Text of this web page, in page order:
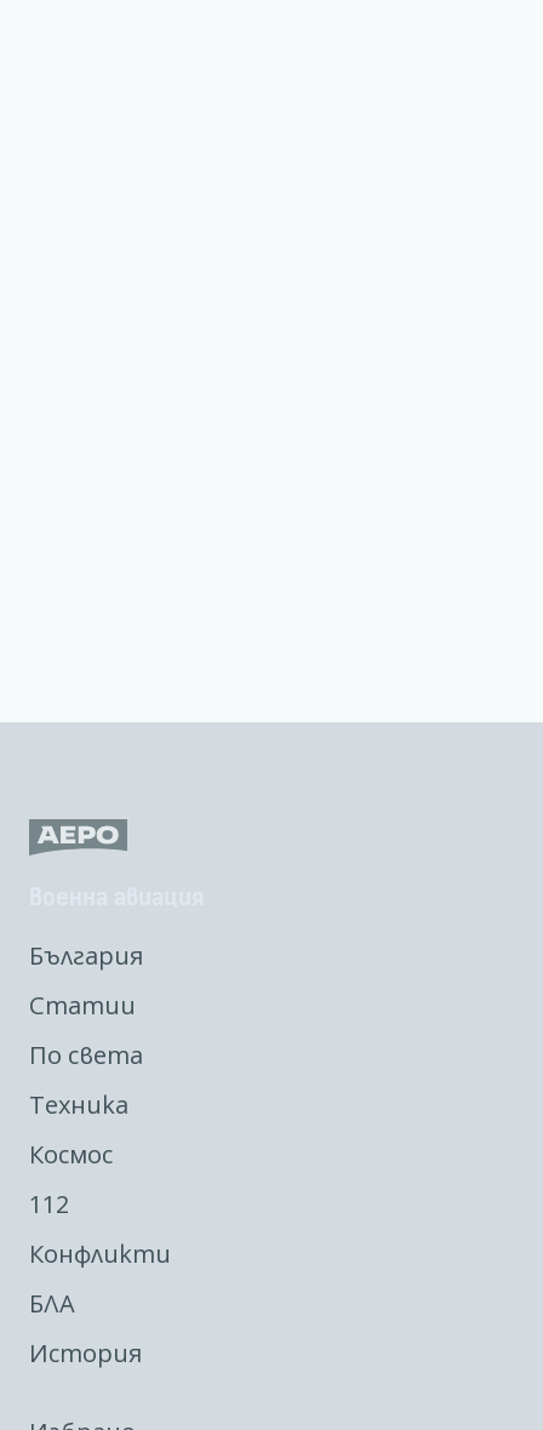
България
Статии
По света
Техника
Космос
112
Конфликти
БЛА
История